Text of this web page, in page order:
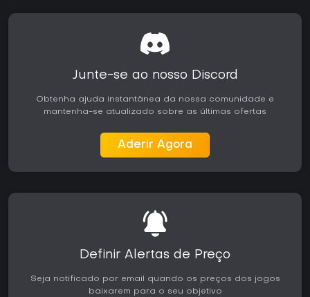
Junte-se ao nosso Discord
Obtenha ajuda instantânea da nossa comunidade e
mantenha-se atualizado sobre as últimas ofertas
Aderir Agora
Definir Alertas de Preço
Seja notificado por email quando os preços dos jogos
baixarem para o seu objetivo